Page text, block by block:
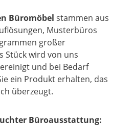
Büromöbel stammen aus
Musterbüros
großer
Stück wird von uns
und bei Bedarf
ein Produkt erhalten, das
überzeugt.
Büroausstattung: